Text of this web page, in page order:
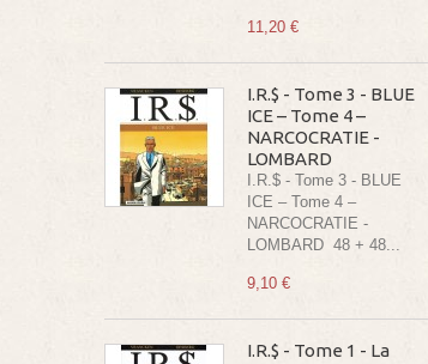
11,20 €
I.R.$ - Tome 3 - BLUE
ICE – Tome 4 –
NARCOCRATIE -
LOMBARD
I.R.$ - Tome 3 - BLUE
ICE – Tome 4 –
NARCOCRATIE -
LOMBARD 48 + 48...
9,10 €
I.R.$ - Tome 1 - La